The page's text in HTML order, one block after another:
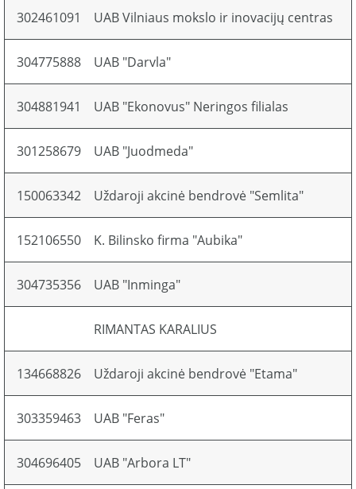
302461091 UAB Vilniaus mokslo ir inovacijų centras
304775888 UAB "Darvla"
304881941 UAB "Ekonovus" Neringos filialas
301258679 UAB "Juodmeda"
150063342 Uždaroji akcinė bendrovė "Semlita"
152106550 K. Bilinsko firma "Aubika"
304735356 UAB "Inminga"
RIMANTAS KARALIUS
134668826 Uždaroji akcinė bendrovė "Etama"
303359463 UAB "Feras"
304696405 UAB "Arbora LT"